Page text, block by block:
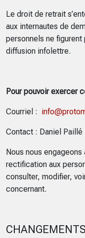
Le droit de retrait
aux internautes de
personnels ne
diffusion infolettre.
Pour pouvoir exercer
Courriel :
Contact : Daniel Paillé
Nous nous
rectification aux
consulter, modifier,
concernant.
CHANGEMENTS